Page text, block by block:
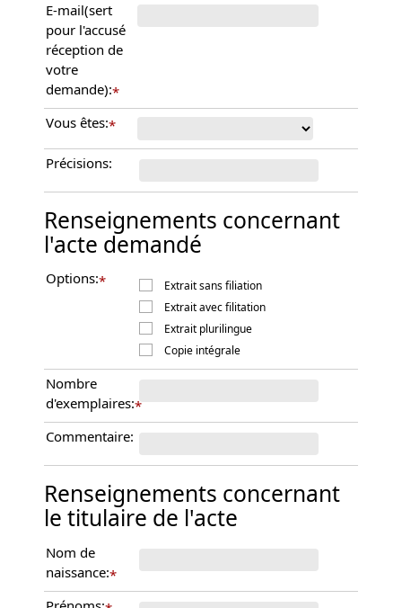
E-mail(sert
pour l'accusé
réception de
votre
demande):*
Vous êtes:*
Précisions:
Renseignements concernant
l'acte demandé
Options:*
Extrait sans filiation
Extrait avec filitation
Extrait plurilingue
Copie intégrale
Nombre
d'exemplaires:*
Commentaire:
Renseignements concernant
le titulaire de l'acte
Nom de
naissance:*